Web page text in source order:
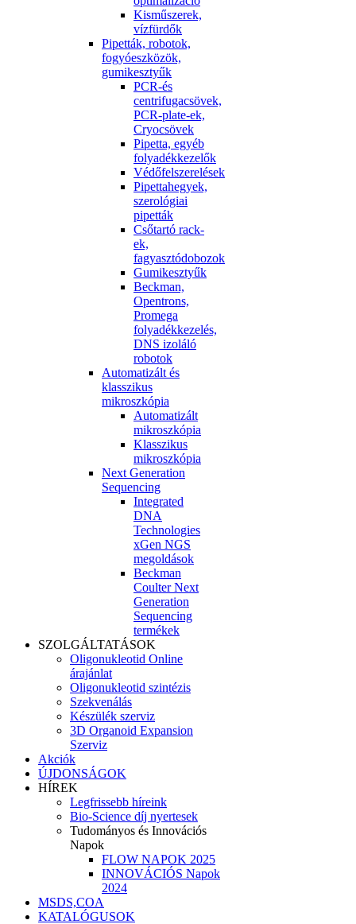
Kisműszerek,
vízfürdők
Pipetták, robotok,
fogyóeszközök,
gumikesztyűk
PCR-és
centrifugacsövek,
PCR-plate-ek,
Cryocsövek
Pipetta, egyéb
folyadékkezelők
Védőfelszerelések
Pipettahegyek,
szerológiai
pipetták
Csőtartó rack-
ek,
fagyasztódobozok
Gumikesztyűk
Beckman,
Opentrons,
Promega
folyadékkezelés,
DNS izoláló
robotok
Automatizált és
klasszikus
mikroszkópia
Automatizált
mikroszkópia
Klasszikus
mikroszkópia
Next Generation
Sequencing
Integrated
DNA
Technologies
xGen NGS
megoldások
Beckman
Coulter Next
Generation
Sequencing
termékek
SZOLGÁLTATÁSOK
Oligonukleotid Online
árajánlat
Oligonukleotid szintézis
Szekvenálás
Készülék szerviz
3D Organoid Expansion
Szerviz
Akciók
ÚJDONSÁGOK
HÍREK
Legfrissebb híreink
Bio-Science díj nyertesek
Tudományos és Innovációs
Napok
FLOW NAPOK 2025
INNOVÁCIÓS Napok
2024
MSDS,COA
KATALÓGUSOK